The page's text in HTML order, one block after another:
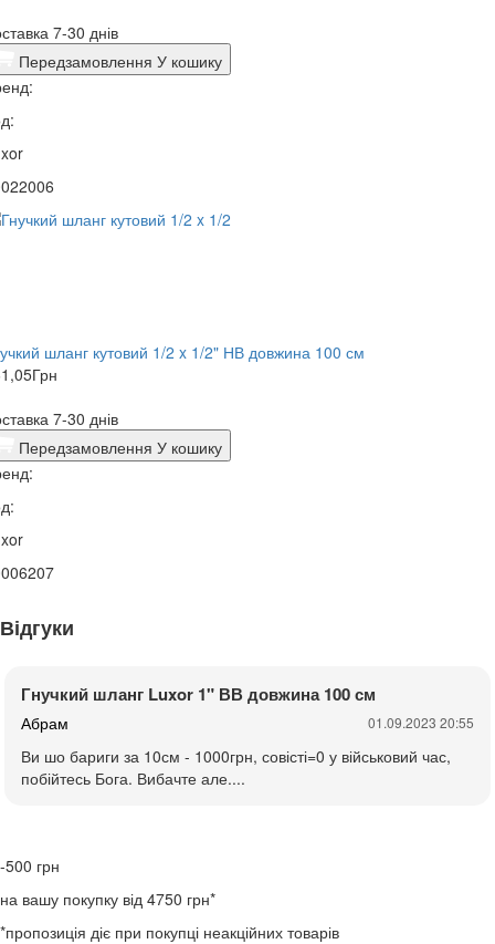
7-30 днів
Передзамовлення У кошику
шланг кутовий 1/2 x 1/2" НВ довжина 100 см
Грн
7-30 днів
Передзамовлення У кошику
Відгуки
Гнучкий шланг Luxor 1" ВВ довжина 100 см
Абрам 01.09.2023 20:55
Ви шо бариги за 10см - 1000грн, совісті=0 у військовий час,
побійтесь Бога. Вибачте але....
-500 грн
на вашу покупку від 4750 грн*
*пропозиція діє при покупці неакційних товарів